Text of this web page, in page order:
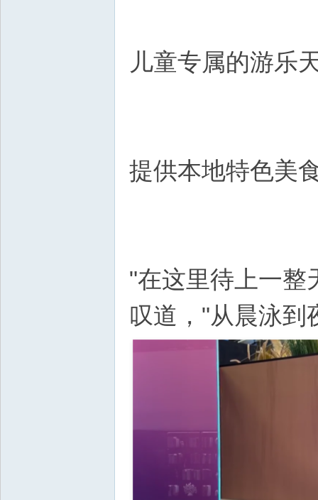
儿童专属的游乐
提供本地特色美
"在这里待上一整
叹道，"从晨泳到